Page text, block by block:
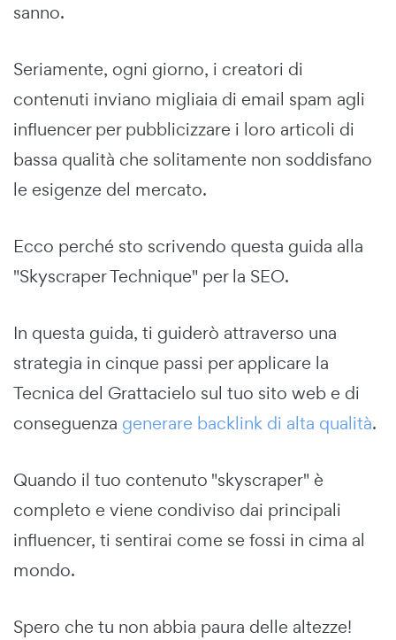
sanno.
Seriamente, ogni giorno, i creatori di
contenuti inviano migliaia di email spam agli
influencer per pubblicizzare i loro articoli di
bassa qualità che solitamente non soddisfano
le esigenze del mercato.
Ecco perché sto scrivendo questa guida alla
"Skyscraper Technique" per la SEO.
In questa guida, ti guiderò attraverso una
strategia in cinque passi per applicare la
Tecnica del Grattacielo sul tuo sito web e di
conseguenza generare backlink di alta qualità.
Quando il tuo contenuto "skyscraper" è
completo e viene condiviso dai principali
influencer, ti sentirai come se fossi in cima al
mondo.
Spero che tu non abbia paura delle altezze!